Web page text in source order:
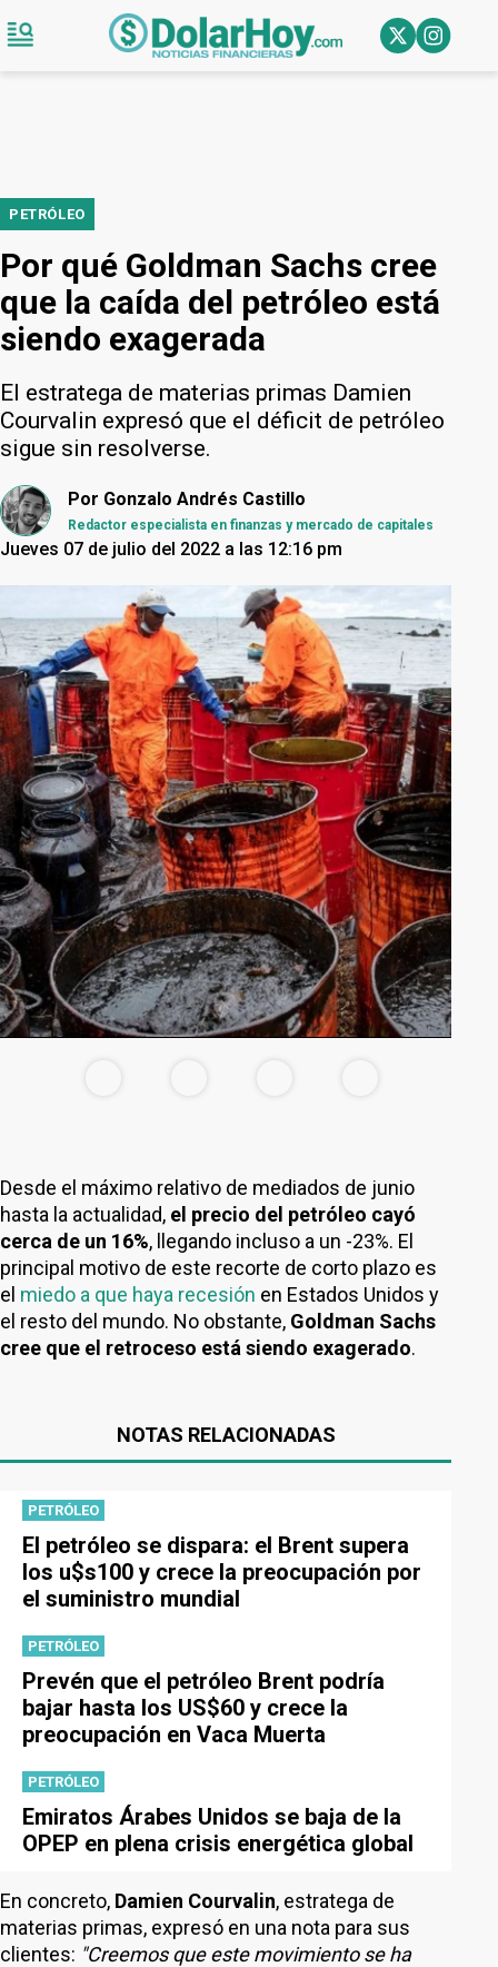
PETRÓLEO
Por qué Goldman Sachs cree
que la caída del petróleo está
siendo exagerada
El estratega de materias primas Damien
Courvalin expresó que el déficit de petróleo
sigue sin resolverse.
Por Gonzalo Andrés Castillo
Redactor especialista en finanzas y mercado de capitales
Jueves 07 de julio del 2022 a las 12:16 pm
Desde el máximo relativo de mediados de junio
hasta la actualidad, el precio del petróleo cayó
cerca de un 16%, llegando incluso a un -23%. El
principal motivo de este recorte de corto plazo es
el miedo a que haya recesión en Estados Unidos y
el resto del mundo. No obstante, Goldman Sachs
cree que el retroceso está siendo exagerado.
NOTAS RELACIONADAS
PETRÓLEO
El petróleo se dispara: el Brent supera
los u$s100 y crece la preocupación por
el suministro mundial
PETRÓLEO
Prevén que el petróleo Brent podría
bajar hasta los US$60 y crece la
preocupación en Vaca Muerta
PETRÓLEO
Emiratos Árabes Unidos se baja de la
OPEP en plena crisis energética global
En concreto, Damien Courvalin, estratega de
materias primas, expresó en una nota para sus
clientes: "Creemos que este movimiento se ha